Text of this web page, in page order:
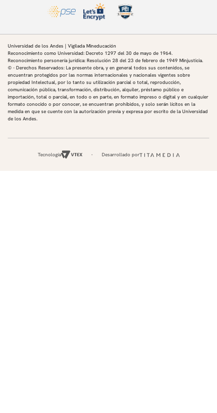
Universidad de los Andes | Vigilada Mineducación
Reconocimiento como Universidad: Decreto 1297 del 30 de mayo de 1964.
Reconocimiento personería jurídica: Resolución 28 del 23 de febrero de 1949 Minjusticia.
© - Derechos Reservados: La presente obra, y en general todos sus contenidos, se
encuentran protegidos por las normas internacionales y nacionales vigentes sobre
propiedad Intelectual, por lo tanto su utilización parcial o total, reproducción,
comunicación pública, transformación, distribución, alquiler, préstamo público e
importación, total o parcial, en todo o en parte, en formato impreso o digital y en cualquier
formato conocido o por conocer, se encuentran prohibidos, y solo serán lícitos en la
medida en que se cuente con la autorización previa y expresa por escrito de la Universidad
de los Andes.
Tecnología Desarrollado por